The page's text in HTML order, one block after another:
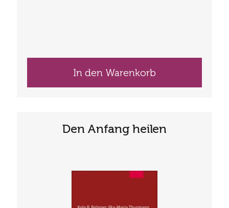
In den Warenkorb
Den Anfang heilen